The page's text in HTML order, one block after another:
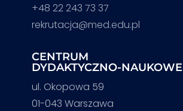
+48 22 243 73 37
rekrutacja@med.edu.pl
CENTRUM
DYDAKTYCZNO-NAUKOWE
ul. Okopowa 59
01-043 Warszawa